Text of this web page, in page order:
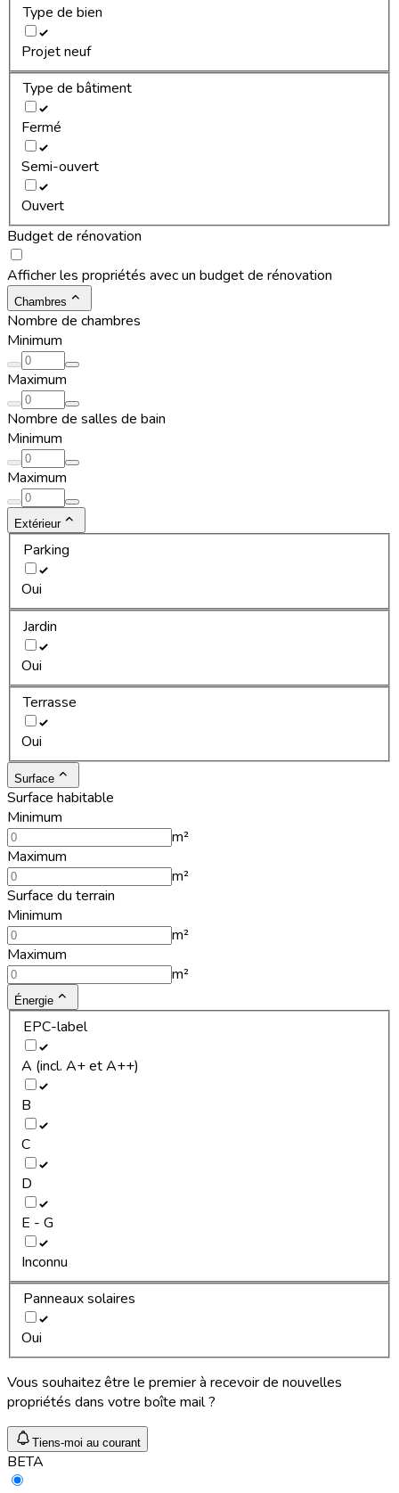
Type de bien
Projet neuf
Type de bâtiment
Fermé
Semi-ouvert
Ouvert
Budget de rénovation
Afficher les propriétés avec un budget de rénovation
Chambres
Nombre de chambres
Minimum
Maximum
Nombre de salles de bain
Minimum
Maximum
Extérieur
Parking
Oui
Jardin
Oui
Terrasse
Oui
Surface
Surface habitable
Minimum
m²
Maximum
m²
Surface du terrain
Minimum
m²
Maximum
m²
Énergie
EPC-label
A (incl. A+ et A++)
B
C
D
E - G
Inconnu
Panneaux solaires
Oui
Vous souhaitez être le premier à recevoir de nouvelles
propriétés dans votre boîte mail ?
Tiens-moi au courant
BETA